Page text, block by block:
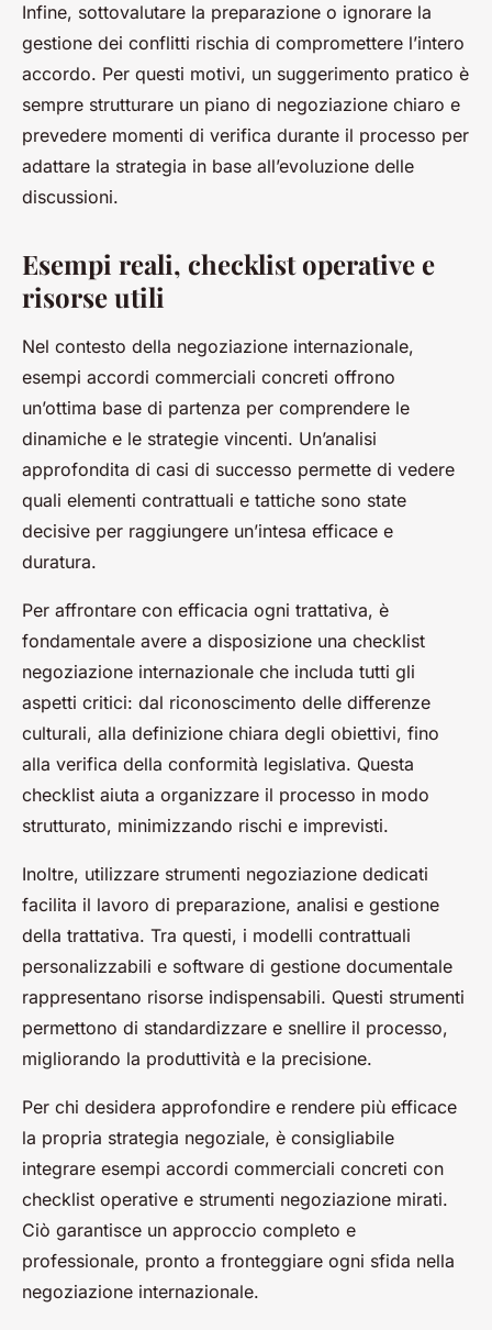
Infine, sottovalutare la preparazione o ignorare la
gestione dei conflitti rischia di compromettere l’intero
accordo. Per questi motivi, un suggerimento pratico è
sempre strutturare un piano di negoziazione chiaro e
prevedere momenti di verifica durante il processo per
adattare la strategia in base all’evoluzione delle
discussioni.
Esempi reali, checklist operative e
risorse utili
Nel contesto della negoziazione internazionale,
esempi accordi commerciali concreti offrono
un’ottima base di partenza per comprendere le
dinamiche e le strategie vincenti. Un’analisi
approfondita di casi di successo permette di vedere
quali elementi contrattuali e tattiche sono state
decisive per raggiungere un’intesa efficace e
duratura.
Per affrontare con efficacia ogni trattativa, è
fondamentale avere a disposizione una checklist
negoziazione internazionale che includa tutti gli
aspetti critici: dal riconoscimento delle differenze
culturali, alla definizione chiara degli obiettivi, fino
alla verifica della conformità legislativa. Questa
checklist aiuta a organizzare il processo in modo
strutturato, minimizzando rischi e imprevisti.
Inoltre, utilizzare strumenti negoziazione dedicati
facilita il lavoro di preparazione, analisi e gestione
della trattativa. Tra questi, i modelli contrattuali
personalizzabili e software di gestione documentale
rappresentano risorse indispensabili. Questi strumenti
permettono di standardizzare e snellire il processo,
migliorando la produttività e la precisione.
Per chi desidera approfondire e rendere più efficace
la propria strategia negoziale, è consigliabile
integrare esempi accordi commerciali concreti con
checklist operative e strumenti negoziazione mirati.
Ciò garantisce un approccio completo e
professionale, pronto a fronteggiare ogni sfida nella
negoziazione internazionale.